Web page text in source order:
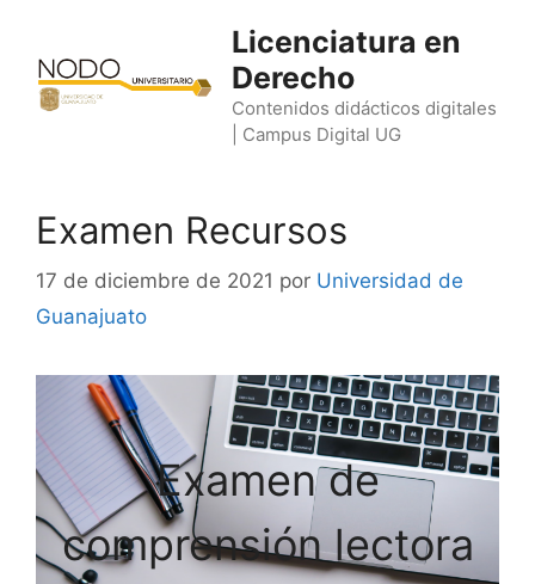
contenido
Licenciatura en
Derecho
Contenidos didácticos digitales
| Campus Digital UG
Examen Recursos
17 de diciembre de 2021 por Universidad de
Guanajuato
Examen de
comprensión lectora